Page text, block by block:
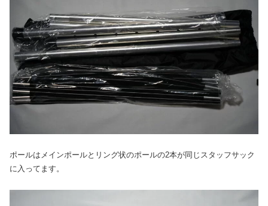
ポールはメインポールとリング状のポールの2本が同じスタッフサック
に入ってます。